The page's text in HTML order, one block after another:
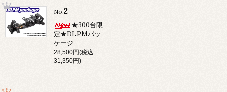
No.2
★300台限
定★DLPMパッ
ケージ
28,500円(税込
31,350円)